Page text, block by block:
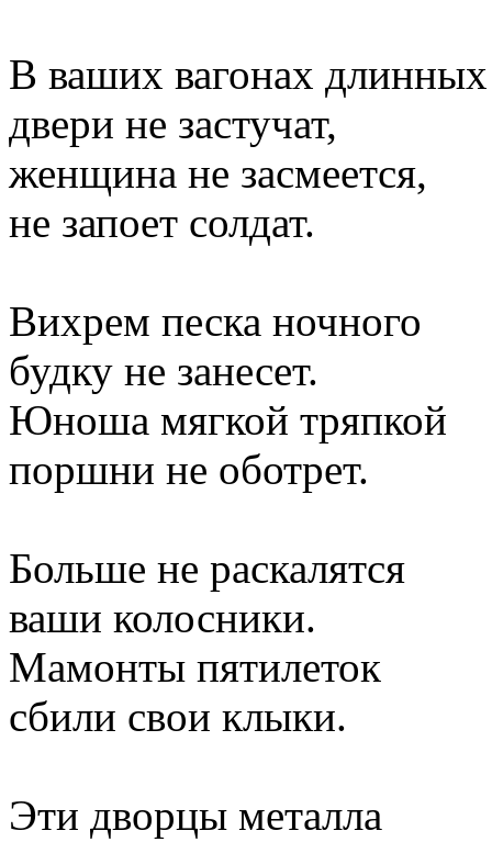
В ваших вагонах длинных
двери не застучат,
женщина не засмеется,
не запоет солдат.
Вихрем песка ночного
будку не занесет.
Юноша мягкой тряпкой
поршни не оботрет.
Больше не раскалятся
ваши колосники.
Мамонты пятилеток
сбили свои клыки.
Эти дворцы металла